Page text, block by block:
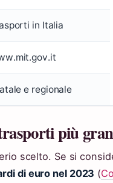
in Italia
e regionale
più
scelto. Se si
di euro nel 2023 (